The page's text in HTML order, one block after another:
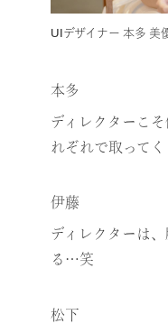
UIデザイナー 本多 美
本多
ディレクターこ
れぞれで取って
伊藤
ディレクターは
る…笑
松下